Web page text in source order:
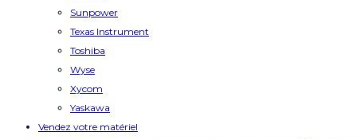
Sunpower
Texas Instrument
Toshiba
Wyse
Xycom
Yaskawa
Vendez votre matériel